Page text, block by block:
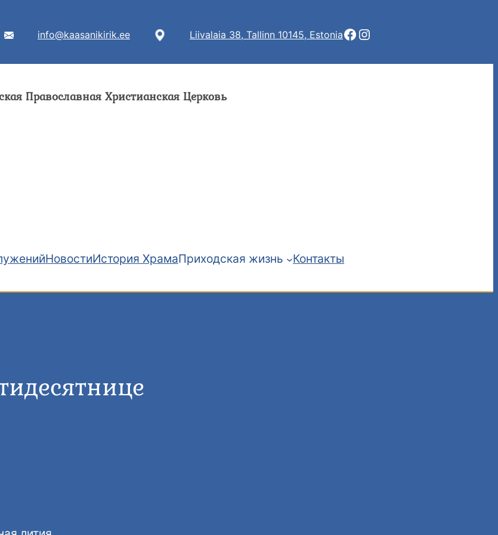
info@kaasanikirik.ee Liivalaia 38, Tallinn 10145, EstoniaFacebook
Instagram
Православная Христианская Церковь
НовостиИстория ХрамаПриходская жизнь Контакты